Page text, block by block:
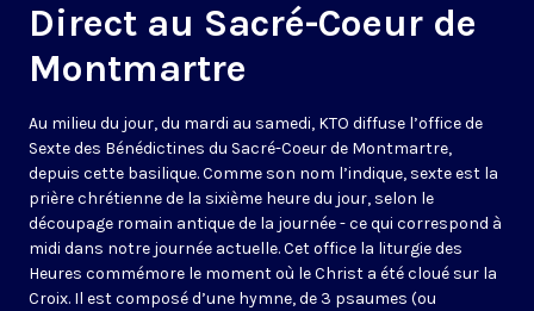
Direct au Sacré-Coeur de
Montmartre
Au milieu du jour, du mardi au samedi, KTO diffuse l’office de
Sexte des Bénédictines du Sacré-Coeur de Montmartre,
depuis cette basilique. Comme son nom l’indique, sexte est la
prière chrétienne de la sixième heure du jour, selon le
découpage romain antique de la journée - ce qui correspond à
midi dans notre journée actuelle. Cet office la liturgie des
Heures commémore le moment où le Christ a été cloué sur la
Croix. Il est composé d’une hymne, de 3 psaumes (ou